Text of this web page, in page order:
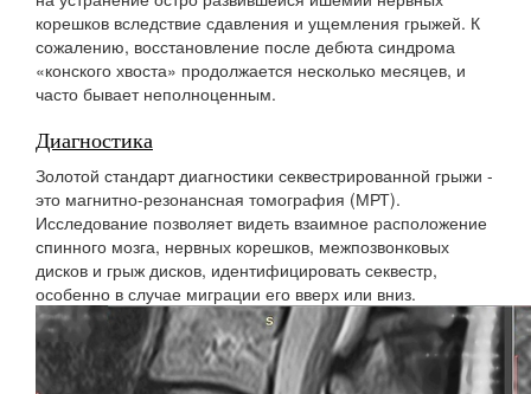
корешков вследствие сдавления и ущемления грыжей. К
сожалению, восстановление после дебюта синдрома
«конского хвоста» продолжается несколько месяцев, и
часто бывает неполноценным.
Диагностика
Золотой стандарт диагностики секвестрированной грыжи -
это магнитно-резонансная томография (МРТ).
Исследование позволяет видеть взаимное расположение
спинного мозга, нервных корешков, межпозвонковых
дисков и грыж дисков, идентифицировать секвестр,
особенно в случае миграции его вверх или вниз.